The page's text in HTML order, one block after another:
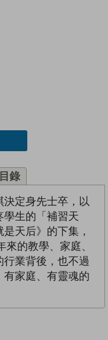
錄
定身先士卒，以
學生的「補習天
天后》的下集，
的教學、家庭、
業背後，也不過
有家庭、有靈魂的